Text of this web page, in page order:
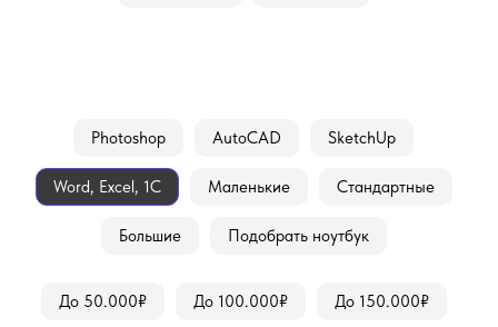
Photoshop AutoCAD SketchUp
Word, Excel, 1С Маленькие Стандартные
Большие Подобрать ноутбук
До 50.000₽ До 100.000₽ До 150.000₽